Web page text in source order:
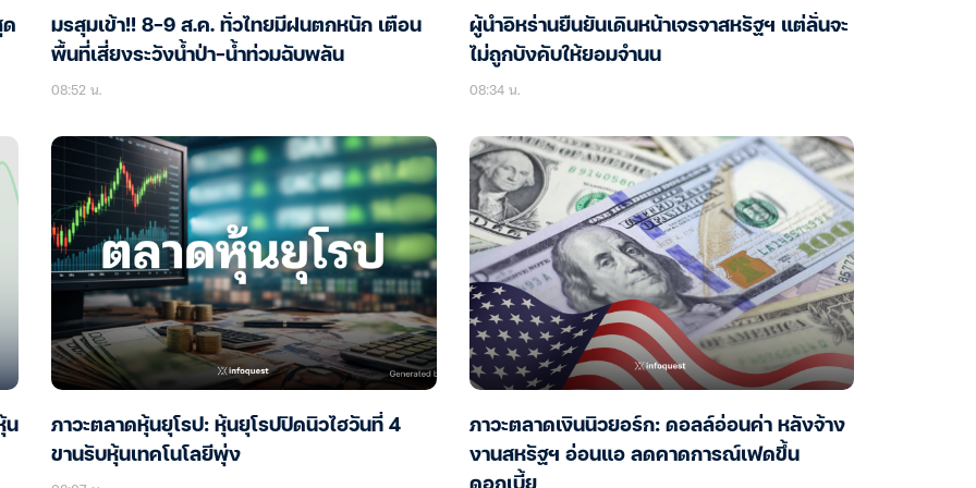
ด
มรสุมเข้า!! 8-9 ส.ค. ทั่วไทยมีฝนตกหนัก เตือน
พื้นที่เสี่ยงระวังน้ำป่า-น้ำท่วมฉับพลัน
08:52 น.
ผู้นำอิหร่านยืนยันเดินหน้าเจรจาสหรัฐฯ แต่ลั่นจะ
ไม่ถูกบังคับให้ยอมจำนน
08:34 น.
น
ภาวะตลาดหุ้นยุโรป: หุ้นยุโรปปิดนิวไฮวันที่ 4
ขานรับหุ้นเทคโนโลยีพุ่ง
ภาวะตลาดเงินนิวยอร์ก: ดอลล์อ่อนค่า หลังจ้าง
งานสหรัฐฯ อ่อนแอ ลดคาดการณ์เฟดขึ้น